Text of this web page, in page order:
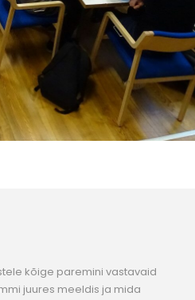
kõige paremini vastavaid
juures meeldis ja mida